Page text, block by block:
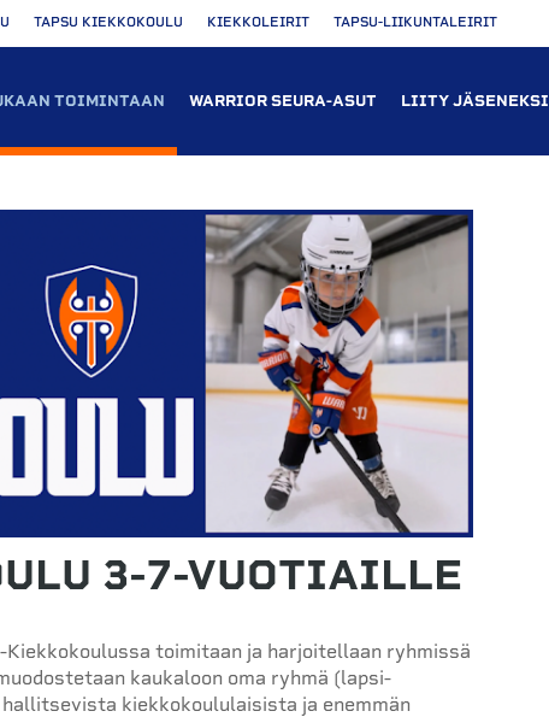
TAPSU KIEKKOKOULU KIEKKOLEIRIT TAPSU-LIIKUNTALEIRIT
TOIMINTAAN WARRIOR SEURA-ASUT LIITY JÄSENEKSI
3-7-VUOTIAILLE
toimitaan ja harjoitellaan ryhmissä
kaukaloon oma ryhmä (lapsi-
kiekkokoululaisista ja enemmän